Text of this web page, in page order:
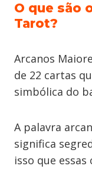
O que são
Tarot?
Arcanos
de 22 cartas
simbólica do
A palavra
significa
isso que